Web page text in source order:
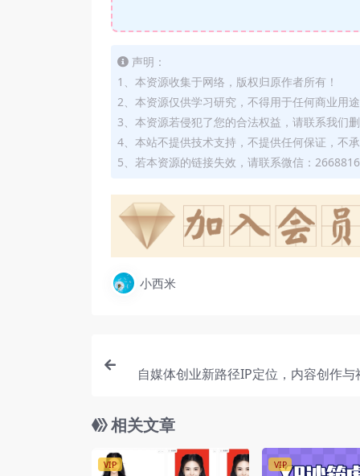
声明：
1、本资源收集于网络，版权归原作者所有！
2、本资源仅供学习研究，不得用于任何商业用
3、本资源若侵犯了您的合法权益，请联系我们
4、本站不提供技术支持，不提供任何保证，不
5、若本资源的链接失效，请联系微信：
小西米
自媒体创业新路径IP定位，内容创作与
相关文章
VIP VIP